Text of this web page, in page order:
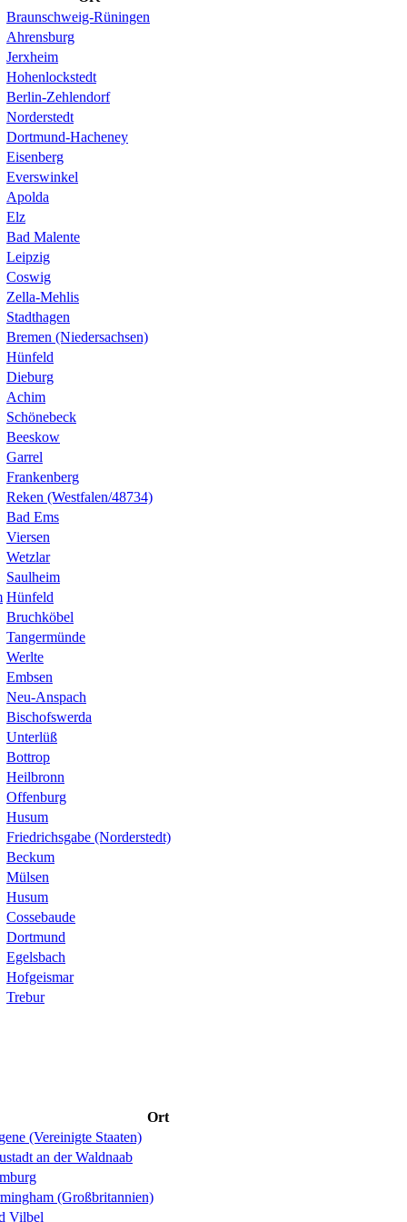
Braunschweig-Rüningen
Ahrensburg
Jerxheim
Hohenlockstedt
Berlin-Zehlendorf
Norderstedt
Dortmund-Hacheney
Eisenberg
Everswinkel
Apolda
Elz
Bad Malente
Leipzig
Coswig
Zella-Mehlis
Stadthagen
Bremen (Niedersachsen)
Hünfeld
Dieburg
Achim
Schönebeck
Beeskow
Garrel
Frankenberg
Reken (Westfalen/48734)
Bad Ems
Viersen
Wetzlar
Saulheim
Hünfeld
Bruchköbel
Tangermünde
Werlte
Embsen
Neu-Anspach
Bischofswerda
Unterlüß
Bottrop
Heilbronn
Offenburg
Husum
Friedrichsgabe (Norderstedt)
Beckum
Mülsen
Husum
Cossebaude
Dortmund
Egelsbach
Hofgeismar
Trebur
Ort
(Vereinigte Staaten)
an der Waldnaab
(Großbritannien)
Vilbel